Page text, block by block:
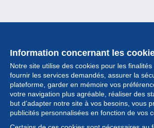
Information concernant les
Notre site utilise des cookies pour les
fournir les services demandés, assurer la
plateforme, garder en mémoire vos
votre navigation plus agréable, réaliser des
but d’adapter notre site à vos besoins, vous
publicités personnalisées en fonction de vos
Collection